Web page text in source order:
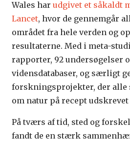
Wales har udgivet et såkaldt
Lancet, hvor de gennemgår
området fra hele verden og
resultaterne. Med i meta-
rapporter, 92 undersøgelser
vidensdatabaser, og særligt
forskningsprojekter, der alle
om natur på recept
På tværs af tid, sted og
fandt de en stærk